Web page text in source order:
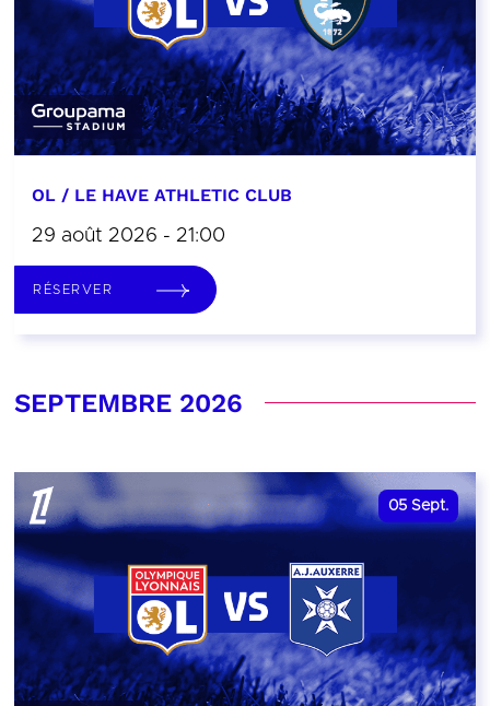
OL / LE HAVE ATHLETIC CLUB
29 août 2026 - 21:00
RÉSERVER
SEPTEMBRE 2026
05 Sept.